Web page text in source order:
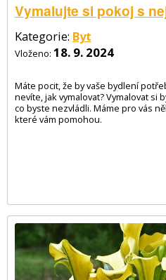
Vymalujte si pokoj s
Kategorie: Byt
Vloženo: 18. 9. 2024
Máte pocit, že by vaše bydlení
nevíte, jak vymalovat? Vymalovat si
co byste nezvládli. Máme pro vás
které vám pomohou.